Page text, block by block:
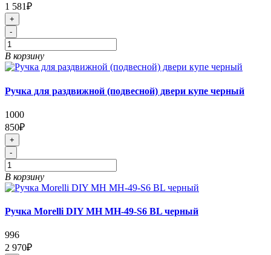
1 581₽
+
-
В корзину
Ручка для раздвижной (подвесной) двери купе черный
1000
850₽
+
-
В корзину
Ручка Morelli DIY MH MH-49-S6 BL черный
996
2 970₽